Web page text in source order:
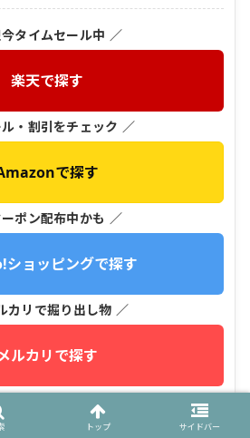
タイムセール中 ／
楽天で探す
・割引をチェック ／
で探す
ポン配布中かも ／
ョッピングで探す
カリで掘り出し物 ／
ルカリで探す
・クーポンをチェック ／
トップ サイドバー